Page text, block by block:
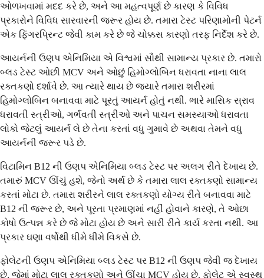
ઓળખવામાં મદદ કરે છે, અને આ મહત્વપૂર્ણ છે કારણ કે વિવિધ
પ્રકારોને વિવિધ સારવારની જરૂર હોય છે. તમારા ટેસ્ટ પરિણામોની પેટર્ન
એક ફિંગરપ્રિન્ટ જેવી કામ કરે છે જે ચોક્કસ કારણો તરફ નિર્દેશ કરે છે.
આયર્નની ઉણપ એનિમિયા એ વિશ્વમાં સૌથી સામાન્ય પ્રકાર છે. તમારો
બ્લડ ટેસ્ટ ઓછી MCV અને ઓછું હિમોગ્લોબિન ધરાવતા નાના લાલ
રક્તકણો દર્શાવે છે. આ ત્યારે થાય છે જ્યારે તમારા શરીરમાં
હિમોગ્લોબિન બનાવવા માટે પૂરતું આયર્ન હોતું નથી. ભારે માસિક સ્રાવ
ધરાવતી સ્ત્રીઓ, ગર્ભવતી સ્ત્રીઓ અને પાચન સમસ્યાઓ ધરાવતા
લોકો જેટલું આયર્ન લે છે તેના કરતાં વધુ ગુમાવે છે અથવા તેમને વધુ
આયર્નની જરૂર પડે છે.
વિટામિન B12 ની ઉણપ એનિમિયા બ્લડ ટેસ્ટ પર અલગ રીતે દેખાય છે.
તમારું MCV ઊંચું હશે, જેનો અર્થ છે કે તમારા લાલ રક્તકણો સામાન્ય
કરતાં મોટા છે. તમારા શરીરને લાલ રક્તકણો યોગ્ય રીતે બનાવવા માટે
B12 ની જરૂર છે, અને પૂરતા પ્રમાણમાં નહીં હોવાને કારણે, તે ઓછા
કોષો ઉત્પન્ન કરે છે જે મોટા હોય છે અને સારી રીતે કાર્ય કરતા નથી. આ
પ્રકાર ઘણા વર્ષોથી ધીમે ધીમે વિકસે છે.
ફોલેટની ઉણપ એનિમિયા બ્લડ ટેસ્ટ પર B12 ની ઉણપ જેવી જ દેખાય
છે, જેમાં મોટા લાલ રક્તકણો અને ઊંચા MCV હોય છે. ફોલેટ એ સ્વસ્થ